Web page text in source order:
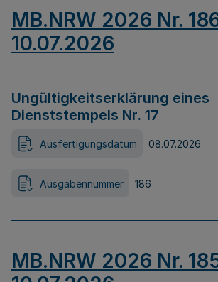
MB.NRW 2026 Nr.
10.07.2026
Ungültigkeitserklärung eines
Dienststempels Nr. 17
Ausfertigungsdatum 08.07.2026
Ausgabennummer 186
MB.NRW 2026 Nr.